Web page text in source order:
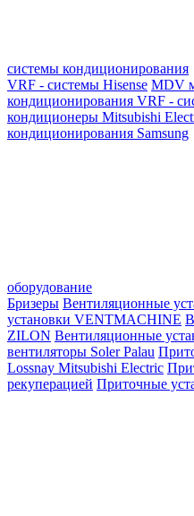
системы кондиционирования
VRF - системы Hisense MDV
кондиционирования VRF -
кондиционеры Mitsubishi
кондиционирования Samsung
оборудование
Бризеры Вентиляционные
установки VENTMACHINE
ZILON Вентиляционные
вентиляторы Soler Palau
Lossnay Mitsubishi Electric
рекуперацией Приточные